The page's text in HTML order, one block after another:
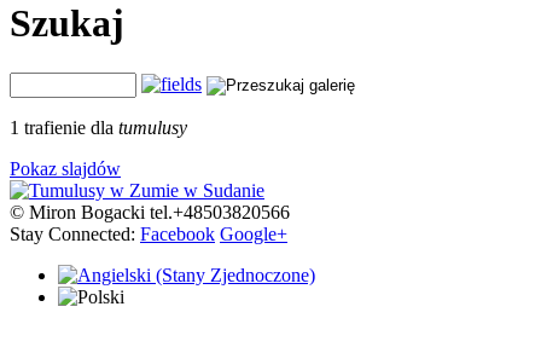
Szukaj
1 trafienie dla tumulusy
Pokaz slajdów
© Miron Bogacki tel.+48503820566
Stay Connected: Facebook Google+